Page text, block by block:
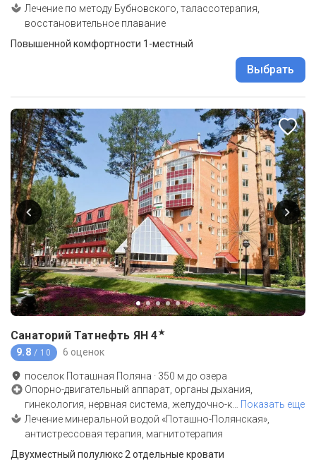
Лечение по методу Бубновского, талассотерапия,
восстановительное плавание
Повышенной комфортности 1-местный
Выбрать
Санаторий Татнефть ЯН 4★
9.8 / 10 6 оценок
поселок Поташная Поляна · 350 м до озера
Опорно-двигательный аппарат, органы дыхания,
гинекология, нервная система, желудочно-к
Показать еще
Лечение минеральной водой «Поташно-Полянская»,
антистрессовая терапия, магнитотерапия
Двухместный полулюкс 2 отдельные кровати